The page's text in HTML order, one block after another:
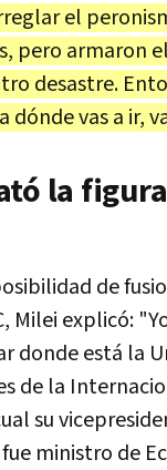
el
pero armaron
desastre.
dónde vas a ir,
la
de
Milei explicó:
donde está la
de la
su
ministro de